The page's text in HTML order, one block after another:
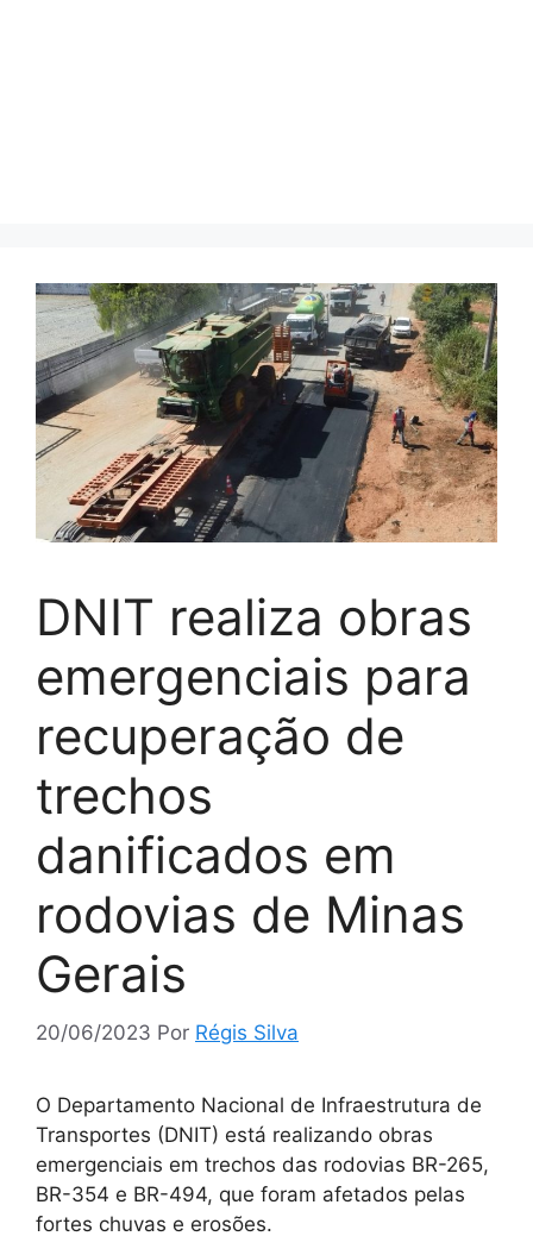
DNIT realiza obras
emergenciais para
recuperação de
trechos
danificados em
rodovias de Minas
Gerais
20/06/2023 Por Régis Silva
O Departamento Nacional de Infraestrutura de
Transportes (DNIT) está realizando obras
emergenciais em trechos das rodovias BR-265,
BR-354 e BR-494, que foram afetados pelas
fortes chuvas e erosões.